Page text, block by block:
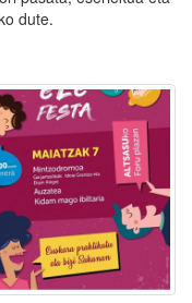
dute.